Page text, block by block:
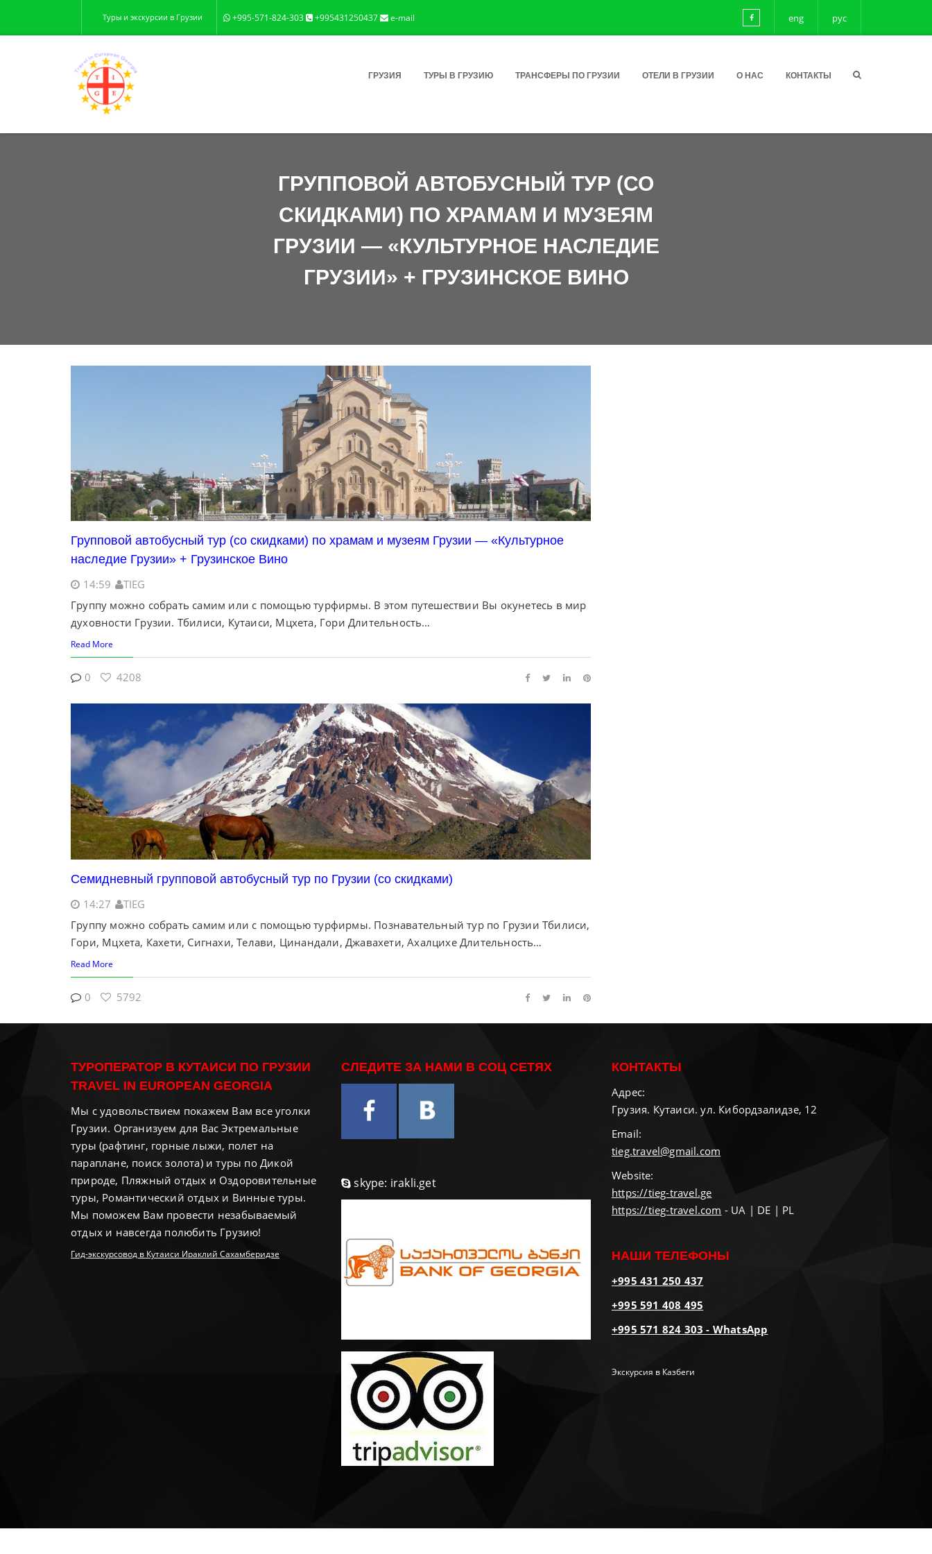
Туры и экскурсии в Грузии +995-571-824-303 +995431250437 e-mail eng рус
ГРУЗИЯ ТУРЫ В ГРУЗИЮ ТРАНСФЕРЫ ПО ГРУЗИИ ОТЕЛИ В ГРУЗИИ О НАС КОНТАКТЫ
ГРУППОВОЙ АВТОБУСНЫЙ ТУР (СО
СКИДКАМИ) ПО ХРАМАМ И МУЗЕЯМ
ГРУЗИИ — «КУЛЬТУРНОЕ НАСЛЕДИЕ
ГРУЗИИ» + ГРУЗИНСКОЕ ВИНО
Групповой автобусный тур (со скидками) по храмам и музеям Грузии — «Культурное
наследие Грузии» + Грузинское Вино
14:59
TIEG
Группу можно собрать самим или с помощью турфирмы. В этом путешествии Вы окунетесь в мир
духовности Грузии. Тбилиси, Кутаиси, Мцхета, Гори Длительность…
Read More
0 4208
Семидневный групповой автобусный тур по Грузии (со скидками)
14:27
TIEG
Группу можно собрать самим или с помощью турфирмы. Познавательный тур по Грузии Тбилиси,
Гори, Мцхета, Кахети, Сигнахи, Телави, Цинандали, Джавахети, Ахалцихе Длительность…
Read More
0 5792
ТУРОПЕРАТОР В КУТАИСИ ПО ГРУЗИИ
TRAVEL IN EUROPEAN GEORGIA
Мы с удовольствием покажем Вам все уголки
Грузии. Организуем для Вас Эктремальные
туры (рафтинг, горные лыжи, полет на
параплане, поиск золота) и туры по Дикой
природе, Пляжный отдых и Оздоровительные
туры, Романтический отдых и Винные туры.
Мы поможем Вам провести незабываемый
отдых и навсегда полюбить Грузию!
Гид-экскурсовод в Кутаиси Ираклий Сахамберидзе
СЛЕДИТЕ ЗА НАМИ В СОЦ СЕТЯХ
skype: irakli.get
КОНТАКТЫ
Адрес:
Грузия. Кутаиси. ул. Кибордзалидзе, 12
Email:
tieg.travel@gmail.com
Website:
https://tieg-travel.ge
https://tieg-travel.com - UA | DE | PL
НАШИ ТЕЛЕФОНЫ
+995 431 250 437
+995 591 408 495
+995 571 824 303 - WhatsApp
Экскурсия в Казбеги